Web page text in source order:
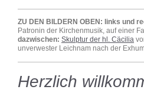
ZU DEN BILDERN OBEN: links und
Patronin der Kirchenmusik, auf einer
dazwischen: Skulptur der hl. Cäcilia
unverwester Leichnam nach der
Herzlich